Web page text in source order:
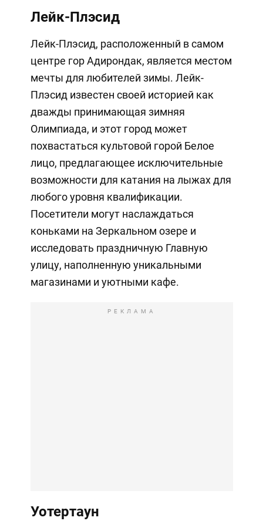
Лейк-Плэсид
Лейк-Плэсид, расположенный в самом
центре гор Адирондак, является местом
мечты для любителей зимы. Лейк-
Плэсид известен своей историей как
дважды принимающая зимняя
Олимпиада, и этот город может
похвастаться культовой горой Белое
лицо, предлагающее исключительные
возможности для катания на лыжах для
любого уровня квалификации.
Посетители могут наслаждаться
коньками на Зеркальном озере и
исследовать праздничную Главную
улицу, наполненную уникальными
магазинами и уютными кафе.
РЕКЛАМА
Уотертаун